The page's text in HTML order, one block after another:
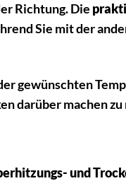
Richtung. Die
Sie mit der
gewünschten
darüber machen zu
und